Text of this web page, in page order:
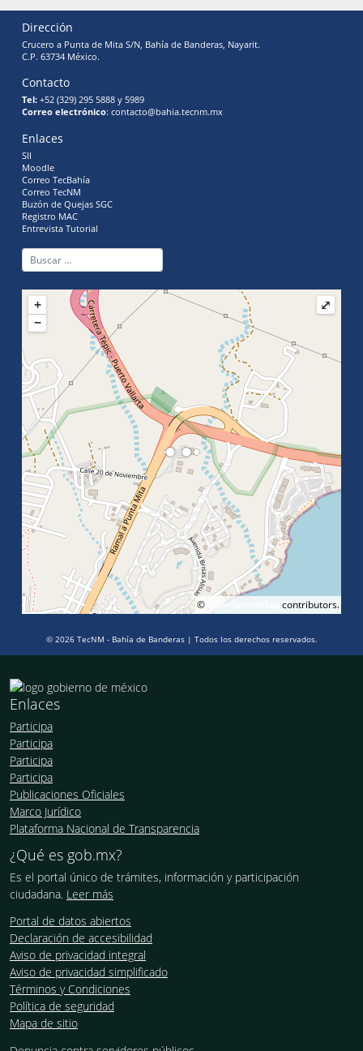
Dirección
Crucero a Punta de Mita S/N, Bahía de Banderas, Nayarit.
C.P. 63734 México.
Contacto
Tel: +52 (329) 295 5888 y 5989
Correo electrónico: contacto@bahia.tecnm.mx
Enlaces
SII
Moodle
Correo TecBahía
Correo TecNM
Buzón de Quejas SGC
Registro MAC
Entrevista Tutorial
+
−
© OpenStreetMap contributors.
⤢
© 2026 TecNM - Bahía de Banderas | Todos los derechos reservados.
Enlaces
Participa
Participa
Participa
Participa
Publicaciones Oficiales
Marco Jurídico
Plataforma Nacional de Transparencia
¿Qué es gob.mx?
Es el portal único de trámites, información y participación
ciudadana. Leer más
Portal de datos abiertos
Declaración de accesibilidad
Aviso de privacidad integral
Aviso de privacidad simplificado
Términos y Condiciones
Política de seguridad
Mapa de sitio